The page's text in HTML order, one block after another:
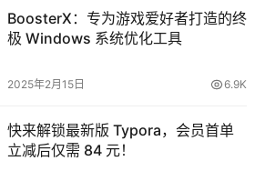
注册
投稿
BoosterX：专为游戏爱好者打造的终
极 Windows 系统优化工具
2025年2月15日 6.9K
快来解锁最新版 Typora，会员首单
立减后仅需 84 元！